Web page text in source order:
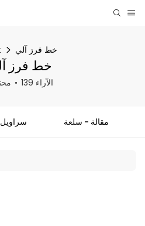
خط فرز آلي
#خط فرز
2 139 الآراء
سراويل مقالة - سلعة